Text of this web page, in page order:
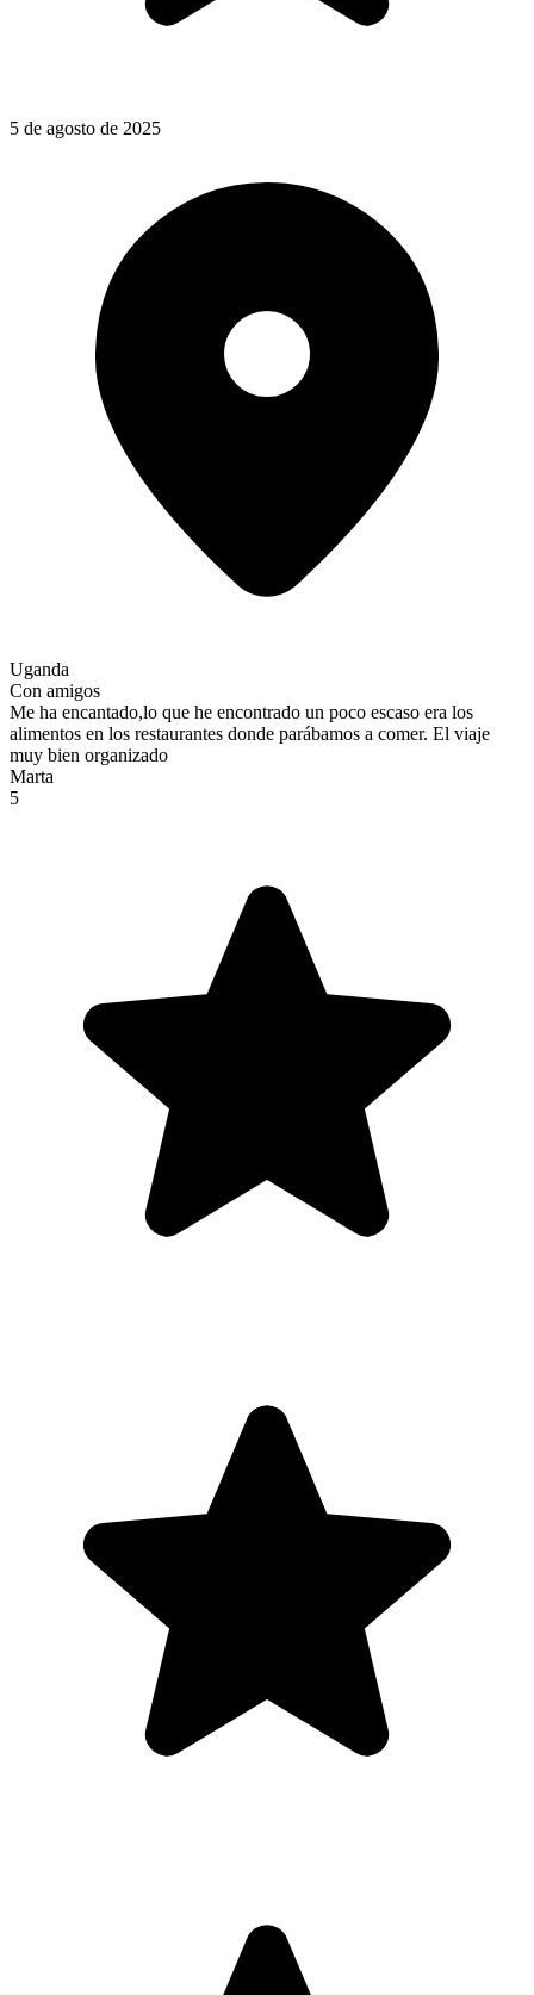
5 de agosto de 2025
Uganda
Con amigos
Me ha encantado,lo que he encontrado un poco escaso era los
alimentos en los restaurantes donde parábamos a comer. El viaje
muy bien organizado
Marta
5